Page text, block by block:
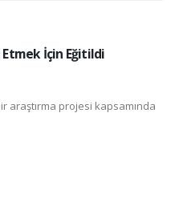
İçin Eğitildi
araştırma projesi kapsamında